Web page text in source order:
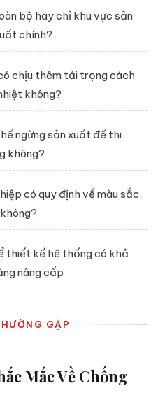
bộ hay chỉ khu vực sản
chính?
chịu thêm tải trọng cách
không?
ngừng sản xuất để thi
không?
có quy định về màu sắc,
thiết kế hệ thống có khả
nâng cấp
GẶP
Mắc Về Chống